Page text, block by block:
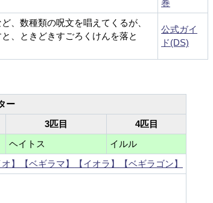
巻
、数種類の呪文を唱えてくるが、
、ときどきすごろくけんを落と
公式ガイ
ド(DS)
ー
3匹目
4匹目
ヘイトス
イルル
オ】 【ベギラマ】 【イオラ】
【ベギラゴン】